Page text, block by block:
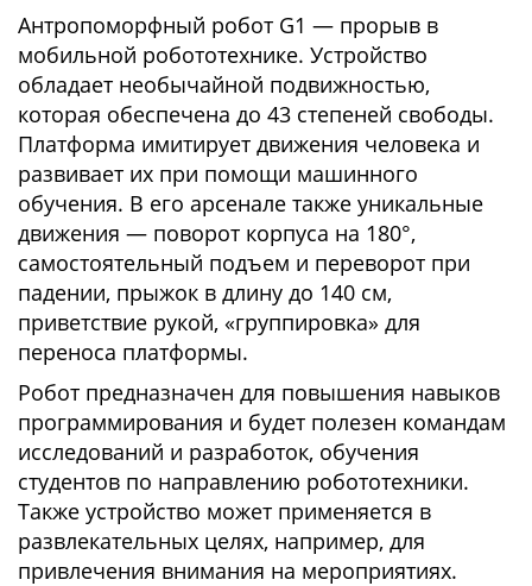
Антропоморфный робот G1 — прорыв в
мобильной робототехнике. Устройство
обладает необычайной подвижностью,
которая обеспечена до 43 степеней свободы.
Платформа имитирует движения человека и
развивает их при помощи машинного
обучения. В его арсенале также уникальные
движения — поворот корпуса на 180°,
самостоятельный подъем и переворот при
падении, прыжок в длину до 140 см,
приветствие рукой, «группировка» для
переноса платформы.
Робот предназначен для повышения навыков
программирования и будет полезен командам
исследований и разработок, обучения
студентов по направлению робототехники.
Также устройство может применяется в
развлекательных целях, например, для
привлечения внимания на мероприятиях.